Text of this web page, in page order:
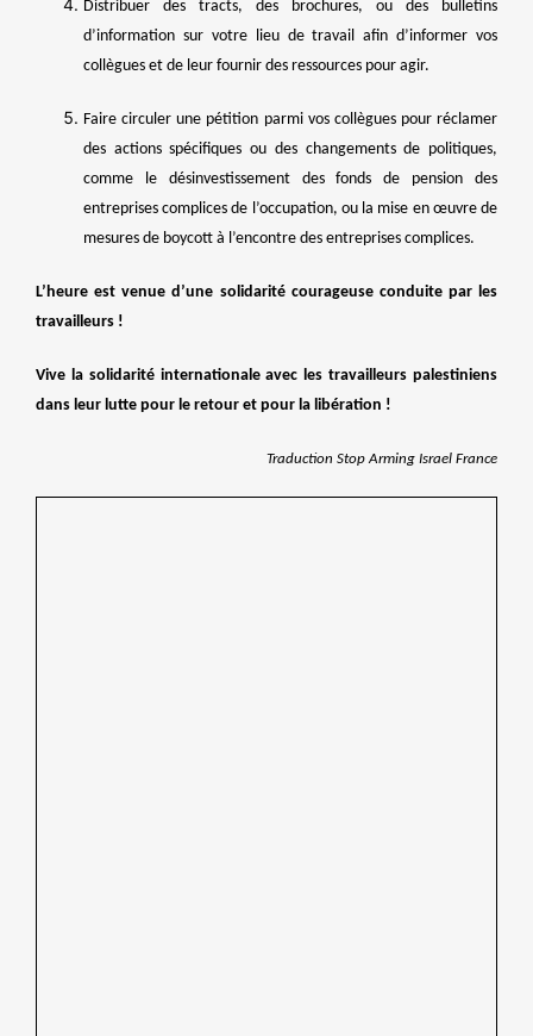
Distribuer des tracts, des brochures, ou des bulletins
d’information sur votre lieu de travail afin d’informer vos
collègues et de leur fournir des ressources pour agir.
Faire circuler une pétition parmi vos collègues pour réclamer
des actions spécifiques ou des changements de politiques,
comme le désinvestissement des fonds de pension des
entreprises complices de l’occupation, ou la mise en œuvre de
mesures de boycott à l’encontre des entreprises complices.
L’heure est venue d’une solidarité courageuse conduite par les
travailleurs !
Vive la solidarité internationale avec les travailleurs palestiniens
dans leur lutte pour le retour et pour la libération !
Traduction Stop Arming Israel France